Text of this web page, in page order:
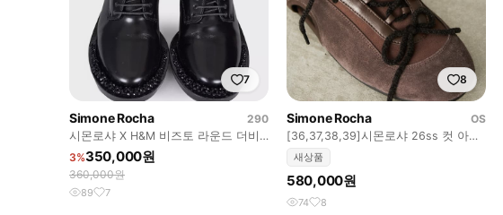
7
Simone Rocha
290
시몬로샤 X H&M 비즈토 라운드 더비
슈즈 44
3%350,000원
360,000원
89 7
8
Simone Rocha
OS
[36,37,38,39]시몬로샤 26ss 컷 아웃
발레리나 슈즈/브라운
새상품
580,000원
74 8